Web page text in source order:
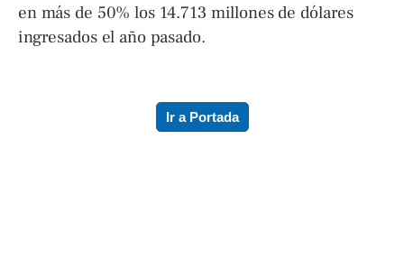
en más de 50% los 14.713 millones de dólares
ingresados el año pasado.
Ir a Portada